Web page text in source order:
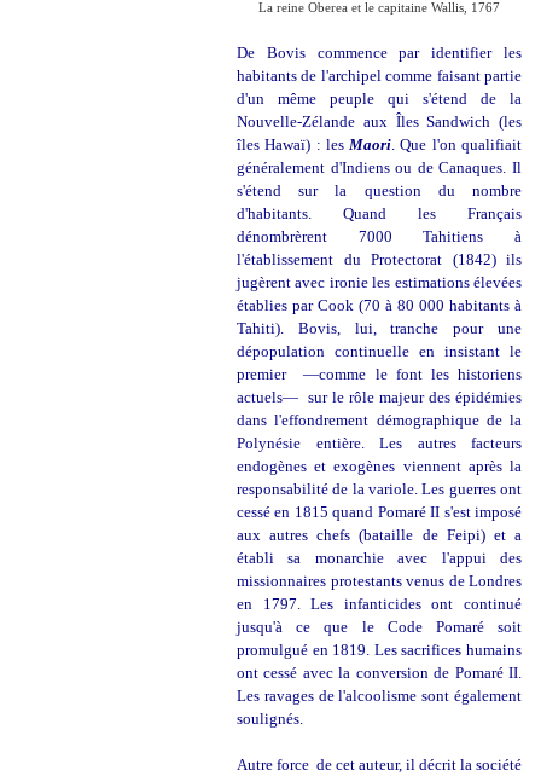
La reine Oberea et le capitaine Wallis, 1767
De Bovis commence par identifier les
habitants de l'archipel comme faisant partie
d'un même peuple qui s'étend de la
Nouvelle-Zélande aux Îles Sandwich (les
îles Hawaï) : lesMaori. Que l'on qualifiait
généralement d'Indiens ou de Canaques. Il
s'étend sur la question du nombre
d'habitants. Quand les Français
dénombrèrent 7000 Tahitiens à
l'établissement du Protectorat (1842) ils
jugèrent avec ironie les estimations élevées
établies par Cook (70 à 80 000 habitants à
Tahiti). Bovis, lui, tranche pour une
dépopulation continuelle en insistant le
premier —comme le font les historiens
actuels— sur le rôle majeur des épidémies
dans l'effondrement démographique de la
Polynésie entière. Les autres facteurs
endogènes et exogènes viennent après la
responsabilité de la variole. Les guerres ont
cessé en 1815 quand Pomaré II s'est imposé
aux autres chefs (bataille de Feipi) et a
établi sa monarchie avec l'appui des
missionnaires protestants venus de Londres
en 1797. Les infanticides ont continué
jusqu'à ce que le Code Pomaré soit
promulgué en 1819. Les sacrifices humains
ont cessé avec la conversion de Pomaré II.
Les ravages de l'alcoolisme sont également
soulignés.
Autre force de cet auteur, il décrit la société